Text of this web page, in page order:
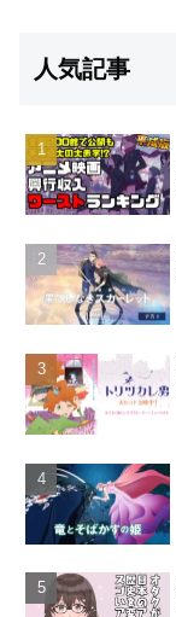
人気記事